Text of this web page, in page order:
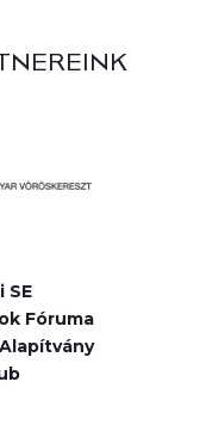
SE
Fóruma